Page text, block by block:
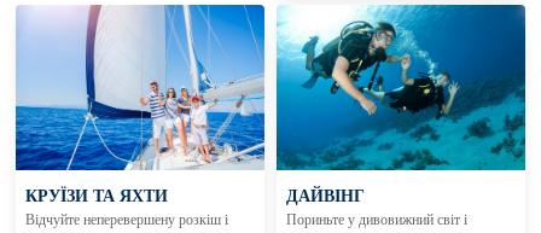
КРУЇЗИ ТА ЯХТИ
Відчуйте неперевершену розкіш і
ДАЙВІНГ
Пориньте у дивовижний світ і